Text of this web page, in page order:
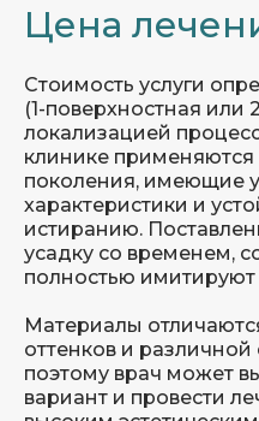
Цена
Стоимость услуги
(1-поверхностная или
локализацией
клинике
поколения, имеющие
характеристики и
истиранию.
усадку со временем,
полностью
Материалы
оттенков и различной
поэтому врач может
вариант и провести